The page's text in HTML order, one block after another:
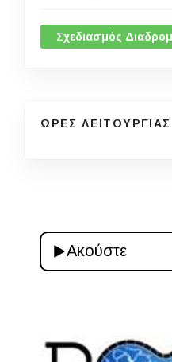
Σχεδιασμός
ΩΡΕΣ ΛΕΙΤΟΥΡΓΙΑΣ
Ακούστε